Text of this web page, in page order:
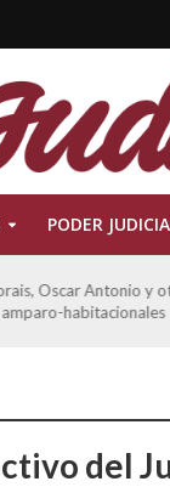
PODER
Oscar Antonio y
habitacionales
del